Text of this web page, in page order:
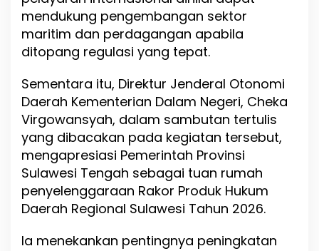
mendukung pengembangan sektor
maritim dan perdagangan apabila
ditopang regulasi yang tepat.
Sementara itu, Direktur Jenderal Otonomi
Daerah Kementerian Dalam Negeri, Cheka
Virgowansyah, dalam sambutan tertulis
yang dibacakan pada kegiatan tersebut,
mengapresiasi Pemerintah Provinsi
Sulawesi Tengah sebagai tuan rumah
penyelenggaraan Rakor Produk Hukum
Daerah Regional Sulawesi Tahun 2026.
Ia menekankan pentingnya peningkatan